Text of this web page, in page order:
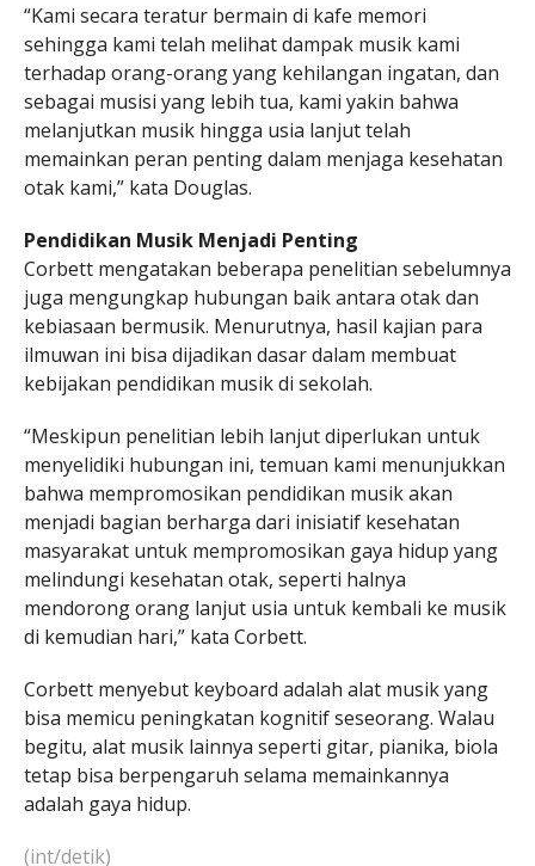
“Kami secara teratur bermain di kafe memori
sehingga kami telah melihat dampak musik kami
terhadap orang-orang yang kehilangan ingatan, dan
sebagai musisi yang lebih tua, kami yakin bahwa
melanjutkan musik hingga usia lanjut telah
memainkan peran penting dalam menjaga kesehatan
otak kami,” kata Douglas.
Pendidikan Musik Menjadi Penting
Corbett mengatakan beberapa penelitian sebelumnya
juga mengungkap hubungan baik antara otak dan
kebiasaan bermusik. Menurutnya, hasil kajian para
ilmuwan ini bisa dijadikan dasar dalam membuat
kebijakan pendidikan musik di sekolah.
“Meskipun penelitian lebih lanjut diperlukan untuk
menyelidiki hubungan ini, temuan kami menunjukkan
bahwa mempromosikan pendidikan musik akan
menjadi bagian berharga dari inisiatif kesehatan
masyarakat untuk mempromosikan gaya hidup yang
melindungi kesehatan otak, seperti halnya
mendorong orang lanjut usia untuk kembali ke musik
di kemudian hari,” kata Corbett.
Corbett menyebut keyboard adalah alat musik yang
bisa memicu peningkatan kognitif seseorang. Walau
begitu, alat musik lainnya seperti gitar, pianika, biola
tetap bisa berpengaruh selama memainkannya
adalah gaya hidup.
(int/detik)